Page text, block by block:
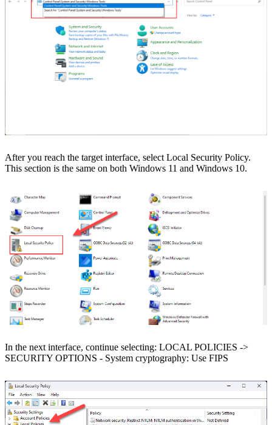
After you reach the target interface, select Local Security Policy.
This section is the same on both Windows 11 and Windows 10.
In the next interface, continue selecting: LOCAL POLICIES ->
SECURITY OPTIONS - System cryptography: Use FIPS